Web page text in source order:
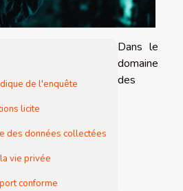
de l'enquête
licite
des données collectées
vie privée
conforme
Dans le
domaine
des